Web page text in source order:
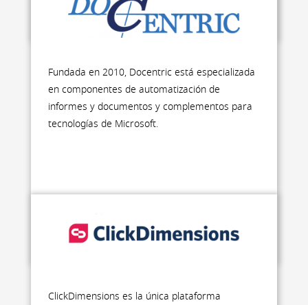
icims.com
Fundada en 2010, Docentric está especializada
en componentes de automatización de
informes y documentos y complementos para
tecnologías de Microsoft.
ax.docentric.com
ClickDimensions es la única plataforma